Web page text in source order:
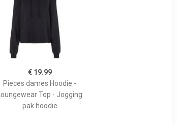
€ 19.99
Pieces dames Hoodie -
Loungewear Top - Jogging
pak hoodie